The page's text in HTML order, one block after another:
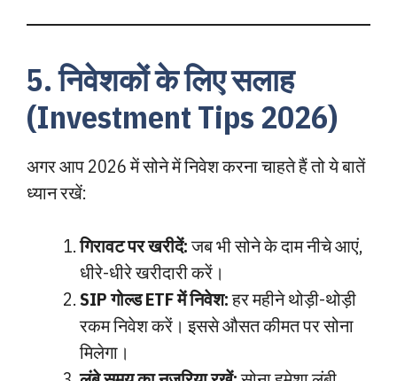
5. निवेशकों के लिए सलाह
(Investment Tips 2026)
अगर आप 2026 में सोने में निवेश करना चाहते हैं तो ये बातें
ध्यान रखें:
गिरावट पर खरीदें:जब भी सोने के दाम नीचे आएं,
धीरे-धीरे खरीदारी करें।
SIP गोल्ड ETF में निवेश:हर महीने थोड़ी-थोड़ी
रकम निवेश करें। इससे औसत कीमत पर सोना
मिलेगा।